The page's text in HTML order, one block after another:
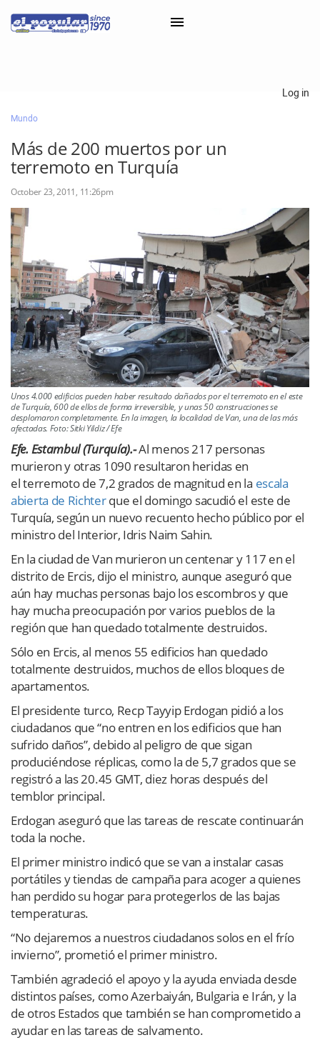
Classifieds
Categorías
Iniciar sesión con Clascal
×
Log in
Mundo
Más de 200 muertos por un
terremoto en Turquía
October 23, 2011, 11:26pm
Unos 4.000 edificios pueden haber resultado dañados por el terremoto en el este
de Turquía, 600 de ellos de forma irreversible, y unas 50 construcciones se
desplomaron completamente. En la imagen, la localidad de Van, una de las más
afectadas. Foto: Sitki Yildiz / Efe
Efe. Estambul (Turquía).-Al menos 217 personas
murieron y otras 1090 resultaron heridas en
el terremoto de 7,2 grados de magnitud en la escala
abierta de Richterque el domingo sacudió el este de
Turquía, según un nuevo recuento hecho público por el
ministro del Interior, Idris Naim Sahin.
En la ciudad de Van murieron un centenar y 117 en el
distrito de Ercis, dijo el ministro, aunque aseguró que
aún hay muchas personas bajo los escombros y que
hay mucha preocupación por varios pueblos de la
región que han quedado totalmente destruidos.
Sólo en Ercis, al menos 55 edificios han quedado
totalmente destruidos, muchos de ellos bloques de
apartamentos.
El presidente turco, Recp Tayyip Erdogan pidió a los
ciudadanos que “no entren en los edificios que han
sufrido daños”, debido al peligro de que sigan
produciéndose réplicas, como la de 5,7 grados que se
registró a las 20.45 GMT, diez horas después del
temblor principal.
Erdogan aseguró que las tareas de rescate continuarán
toda la noche.
El primer ministro indicó que se van a instalar casas
portátiles y tiendas de campaña para acoger a quienes
han perdido su hogar para protegerlos de las bajas
temperaturas.
“No dejaremos a nuestros ciudadanos solos en el frío
invierno”, prometió el primer ministro.
También agradeció el apoyo y la ayuda enviada desde
distintos países, como Azerbaiyán, Bulgaria e Irán, y la
de otros Estados que también se han comprometido a
ayudar en las tareas de salvamento.